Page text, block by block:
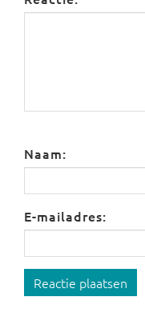
Naam:
E-mailadres:
Reactie plaatsen